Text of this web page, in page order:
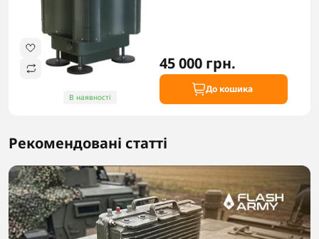
В наявності
45 000 грн.
До кошика
Рекомендовані статті